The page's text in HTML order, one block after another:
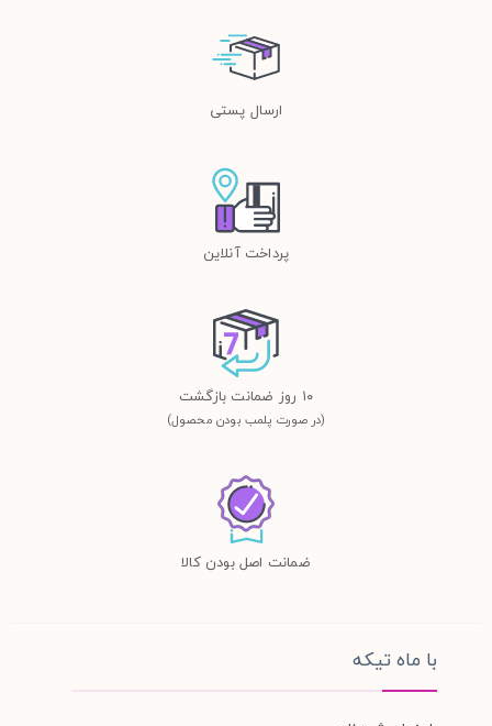
ارسال پستی
پرداخت آنلاین
١٠ روز ضمانت بازگشت
(در صورت پلمب بودن محصول)
ضمانت اصل بودن کالا
با ماه تیکه